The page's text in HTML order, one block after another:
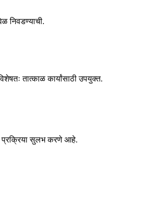
निवडण्याची.
तात्काळ कार्यांसाठी उपयुक्त.
प्रक्रिया सुलभ करणे आहे.